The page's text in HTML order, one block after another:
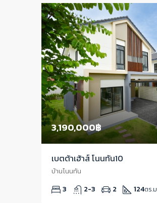
3,190,000฿
เบตต้าเฮ้าส์ โนนทัน10
บ้านโนนทัน
3 2-3 2 124ตร.ม